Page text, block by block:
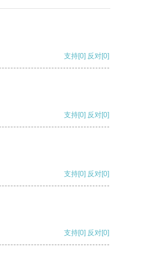
支持[0] 反对[0]
支持[0] 反对[0]
支持[0] 反对[0]
支持[0] 反对[0]